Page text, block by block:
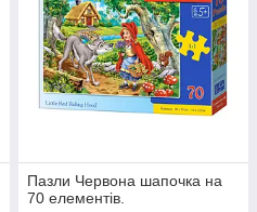
Пазли Червона шапочка на
70 елементів.